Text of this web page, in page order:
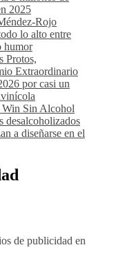
2025
Rojo
lo alto entre
humor
Protos,
Extraordinario
por casi un
Win Sin Alcohol
desalcoholizados
a diseñarse en el
de publicidad en